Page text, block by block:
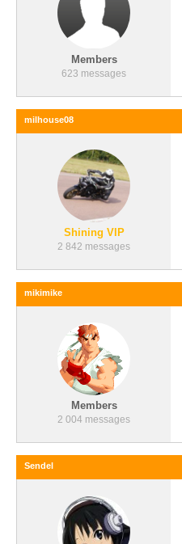
Members
623 messages
milhouse08
Shining VIP
2 842 messages
mikimike
Members
2 004 messages
Sendel